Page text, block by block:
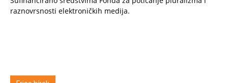
raznovrsnosti elektroničkih medija.